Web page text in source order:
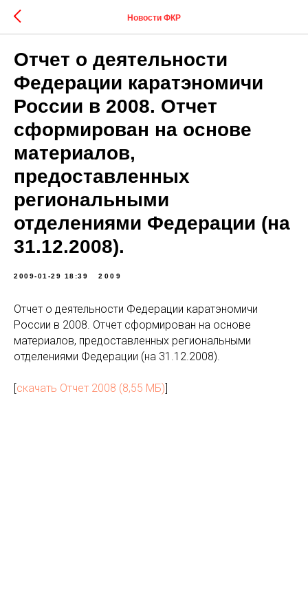
Новости ФКР
Отчет о деятельности
Федерации каратэномичи
России в 2008. Отчет
сформирован на основе
материалов,
предоставленных
региональными
отделениями Федерации (на
31.12.2008).
2009-01-29 18:39 2009
Отчет о деятельности Федерации каратэномичи
России в 2008. Отчет сформирован на основе
материалов, предоставленных региональными
отделениями Федерации (на 31.12.2008).
[скачать Отчет 2008 (8,55 МБ)]